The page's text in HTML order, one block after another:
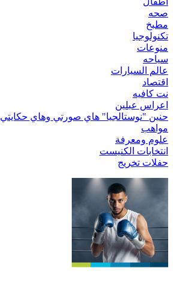
صحه
مطبخ
تكنولوجيا
منوعات
سياحه
عالم السيارات
اقتصاد
نت كافيه
اعراس عبلين
حنين "نوستالجيا" هاي صورتي وهاي حكايتي
مواهب
علوم ومعرفة
انتخابات الكنيست
حفلات تخريج